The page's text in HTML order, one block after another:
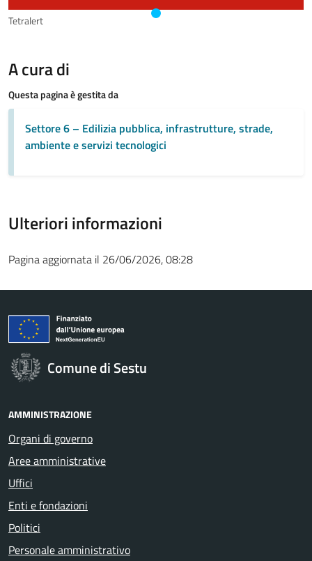
Tetralert
A cura di
Questa pagina è gestita da
Settore 6 – Edilizia pubblica, infrastrutture, strade,
ambiente e servizi tecnologici
Ulteriori informazioni
Pagina aggiornata il 26/06/2026, 08:28
Comune di Sestu
AMMINISTRAZIONE
Organi di governo
Aree amministrative
Uffici
Enti e fondazioni
Politici
Personale amministrativo